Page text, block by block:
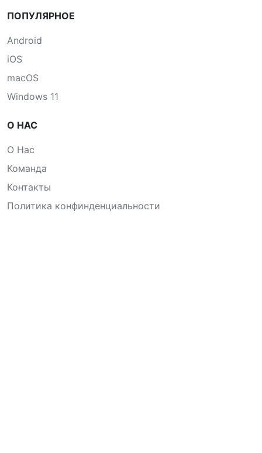
ПОПУЛЯРНОЕ
Android
iOS
macOS
Windows 11
О НАС
О Нас
Команда
Контакты
Политика конфинденциальности